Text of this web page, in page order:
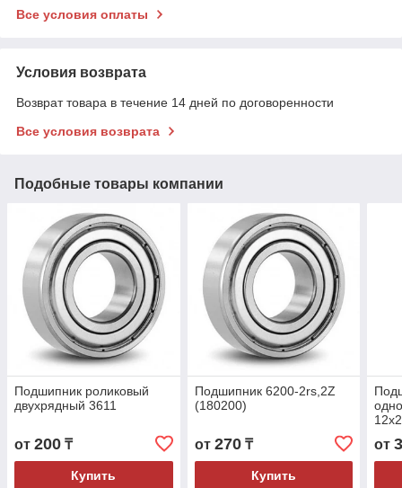
Все условия оплаты
Условия возврата
Возврат товара в течение 14 дней по договоренности
Все условия возврата
Подобные товары компании
Подшипник роликовый
двухрядный 3611
от 200 ₸
Купить
Подшипник 6200-2rs,2Z
(180200)
от 270₸
Купить
от